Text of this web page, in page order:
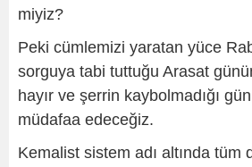
miyiz?
Peki cümlemizi yaratan yüce
sorguya tabi tuttuğu Arasat
hayır ve şerrin kaybolmadığı
müdafaa edeceğiz.
Kemalist sistem adı altında tüm